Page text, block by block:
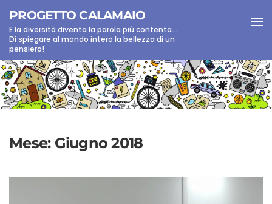
Skip to main content
PROGETTO CALAMAIO
E la diversità diventa la parola più contenta...
Di spiegare al mondo intero la bellezza di un
pensiero!
Mese: Giugno 2018